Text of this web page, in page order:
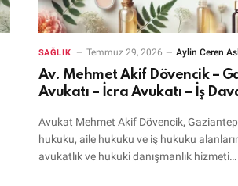
SAĞLIK Temmuz 29, 2026 Aylin Ceren
Av. Mehmet Akif Dövencik –
Avukatı – İcra Avukatı – İş
Avukat Mehmet Akif Dövencik,
hukuku, aile hukuku ve iş hukuku
avukatlık ve hukuki danışmanlık hizmeti…